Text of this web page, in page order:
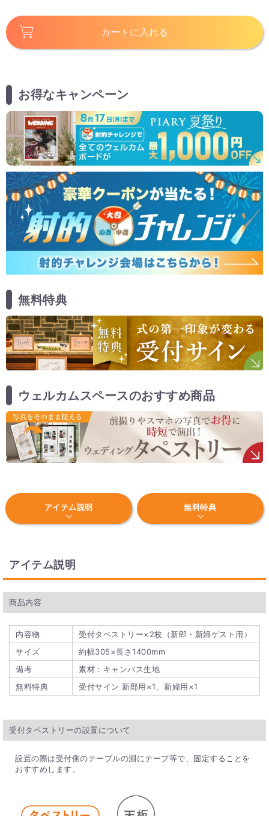
カートに入れる
お得なキャンペーン
無料特典
ウェルカムスペースのおすすめ商品
アイテム説明 無料特典
アイテム説明
商品内容
内容物
受付タペストリー×2枚（新郎・新婦ゲスト用）
サイズ
約幅305×長さ1400mm
備考
素材：キャンバス生地
無料特典
受付サイン 新郎用×1、新婦用×1
受付タペストリーの設置について
設置の際は受付側のテーブルの淵にテープ等で、固定することを
おすすめします。